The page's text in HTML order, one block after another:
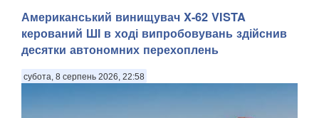
Американський винищувач X-62 VISTA
керований ШІ в ході випробовувань здійснив
десятки автономних перехоплень
субота, 8 серпень 2026, 22:58